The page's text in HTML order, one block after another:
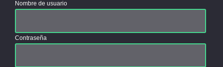
Nombre de usuario
Contraseña